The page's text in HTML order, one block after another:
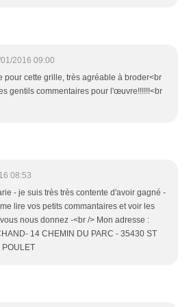
2016 09:00
pour cette grille, très agréable à broder<br
gentils commentaires pour l'œuvre!!!!!!<br
08:53
- je suis très très contente d'avoir gagné -
lire vos petits commantaires et voir les
nous donnez -<br /> Mon adresse :
14 CHEMIN DU PARC - 35430 ST
POULET